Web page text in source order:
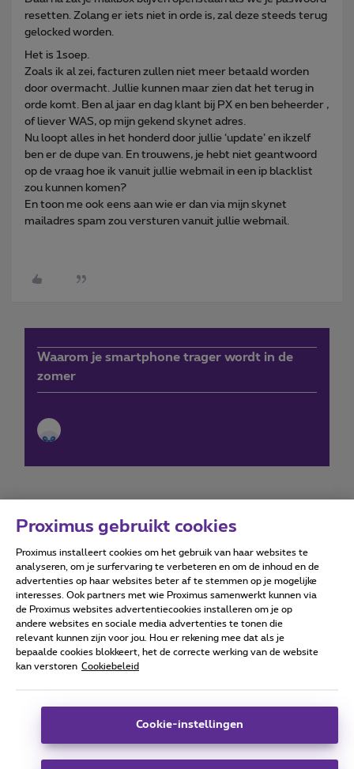
resetten. Zolang er iets niet in orde is, zal deze steeds terug
gelocked worden.
Het is 1soep.
Zoals ik al zei, facturen zullen niet meer betaald worden
door overmacht. Jullie kunnen maar zien dat het terug in
orde komt. Ben al jaar en dag klant bij PX en ben beheerder ,
of liever WAS, op mijn gekend skynet adres.
Nu loopt alles in het honderd door jullie ‘update’ en ikzelf
ben er de dupe van. En trouwens, je hebt niet geantwoord
op de vraag hoe ik vanuit jullie webmail in een ip blacklist
zou kunnen komen?
En toon me ook eens aan wie er dan via mijn skynet
mailadres spam zou versturen vanuit jullie webmail.
Waarom je smartphone trager wordt in de
zomer
Forumvoorwaarden Accessibility statement
Alle rechten voorbehouden. © Proximus
Algemene voorwaarden, consumenteninfo
Deze website is gecreëerd en wordt beheerd conform het
Koning Albert II-laan 27 - B-1030 Brussel.
Proximus gebruikt cookies
Proximus installeert cookies om het gebruik van haar websites te
analyseren, om je surfervaring te verbeteren en om de inhoud en de
advertenties op haar websites beter af te stemmen op je mogelijke
interesses. Ook partners met wie Proximus samenwerkt kunnen via
de Proximus websites advertentiecookies installeren om je op
andere websites en sociale media advertenties te tonen die
relevant kunnen zijn voor jou. Hou er rekening mee dat als je
bepaalde cookies blokkeert, het de correcte werking van de website
kan verstoren Cookiebeleid
Cookie-instellingen